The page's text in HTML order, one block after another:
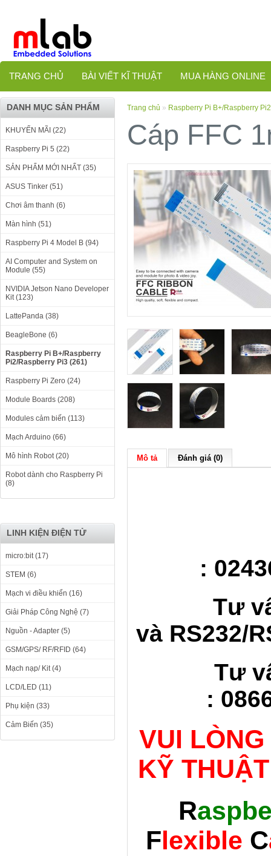
TRANG CHỦ BÀI VIẾT KĨ THUẬT MUA HÀNG ONLINE
DANH MỤC SẢN PHẨM
KHUYẾN MÃI (22)
Raspberry Pi 5 (22)
SẢN PHẨM MỚI NHẤT (35)
ASUS Tinker (51)
Chơi âm thanh (6)
Màn hình (51)
Raspberry Pi 4 Model B (94)
AI Computer and System on
Module (55)
NVIDIA Jetson Nano Developer
Kit (123)
LattePanda (38)
BeagleBone (6)
Raspberry Pi B+/Raspberry
Pi2/Raspberry Pi3 (261)
Raspberry Pi Zero (24)
Module Boards (208)
Modules cảm biến (113)
Mạch Arduino (66)
Mô hình Robot (20)
Robot dành cho Raspberry Pi
(8)
LINH KIỆN ĐIỆN TỬ
micro:bit (17)
STEM (6)
Mạch vi điều khiển (16)
Giải Pháp Công Nghệ (7)
Nguồn - Adapter (5)
GSM/GPS/ RF/RFID (64)
Mạch nạp/ Kit (4)
LCD/LED (11)
Phụ kiện (33)
Cảm Biến (35)
Trang chủ » Raspberry Pi B+/Raspberry
Cáp FFC
Mô tả Đánh giá (0)
:
Tư
và RS232/
Tư
:
VUI
KỸ
R
Flexible C